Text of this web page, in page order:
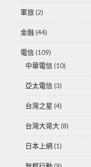
軍旅(2)
金融 (44)
電信(109)
中華電信(10)
亞太電信(3)
台灣之星 (4)
台灣大哥大(8)
日本上網(1)